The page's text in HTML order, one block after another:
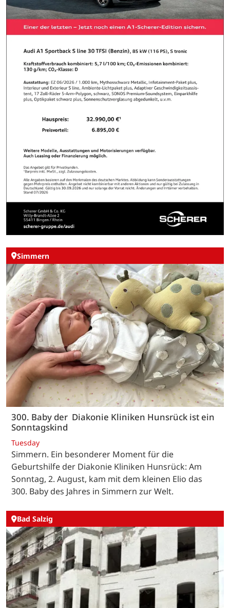
Simmern
300. Baby der Diakonie Kliniken Hunsrück ist ein
Sonntagskind
Tuesday
Simmern. Ein besonderer Moment für die
Geburtshilfe der Diakonie Kliniken Hunsrück: Am
Sonntag, 2. August, kam mit dem kleinen Elio das
300. Baby des Jahres in Simmern zur Welt.
Bad Salzig